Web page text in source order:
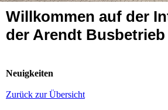
Willkommen auf der
der Arendt Busbetrieb
Neuigkeiten
Zurück zur Übersicht